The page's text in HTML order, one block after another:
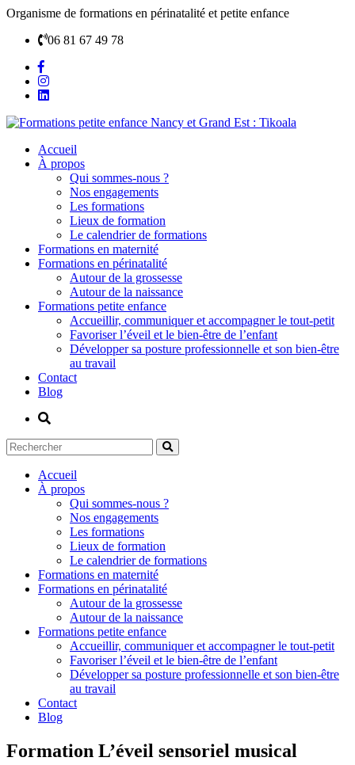
Organisme de formations en périnatalité et petite enfance
06 81 67 49 78
Accueil
À propos
Qui sommes-nous ?
Nos engagements
Les formations
Lieux de formation
Le calendrier de formations
Formations en maternité
Formations en périnatalité
Autour de la grossesse
Autour de la naissance
Formations petite enfance
Accueillir, communiquer et accompagner le tout-petit
Favoriser l’éveil et le bien-être de l’enfant
Développer sa posture professionnelle et son bien-être
au travail
Contact
Blog
Accueil
À propos
Qui sommes-nous ?
Nos engagements
Les formations
Lieux de formation
Le calendrier de formations
Formations en maternité
Formations en périnatalité
Autour de la grossesse
Autour de la naissance
Formations petite enfance
Accueillir, communiquer et accompagner le tout-petit
Favoriser l’éveil et le bien-être de l’enfant
Développer sa posture professionnelle et son bien-être
au travail
Contact
Blog
Formation L’éveil sensoriel musical